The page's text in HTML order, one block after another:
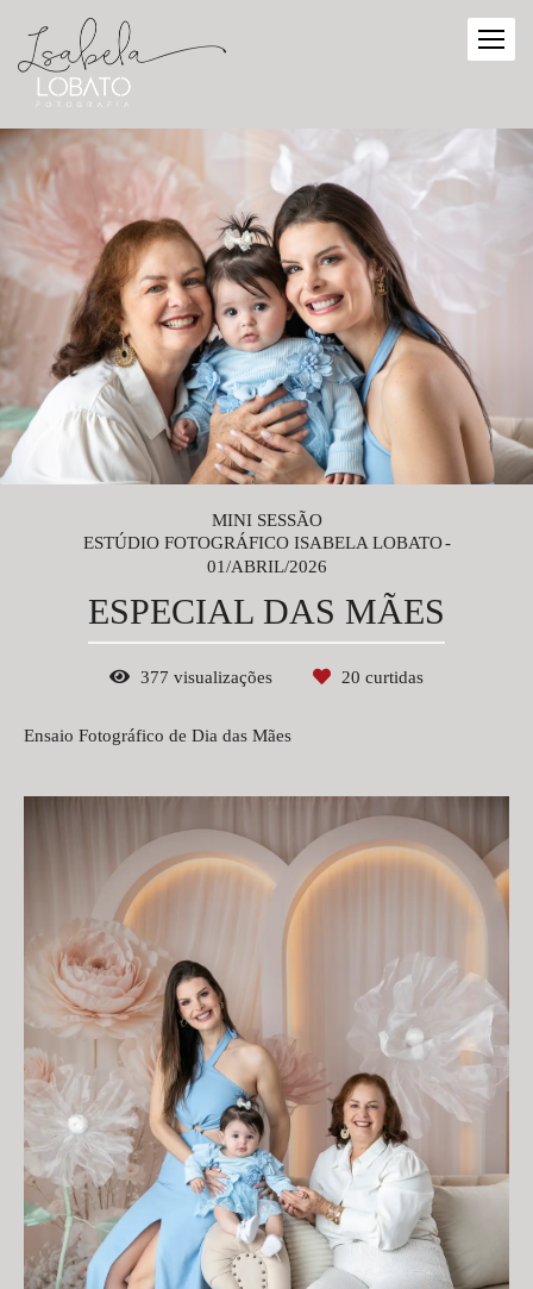
MINI SESSÃO
ESTÚDIO FOTOGRÁFICO ISABELA LOBATO
01/ABRIL/2026
ESPECIAL DAS MÃES
377 visualizações 20 curtidas
Ensaio Fotográfico de Dia das Mães